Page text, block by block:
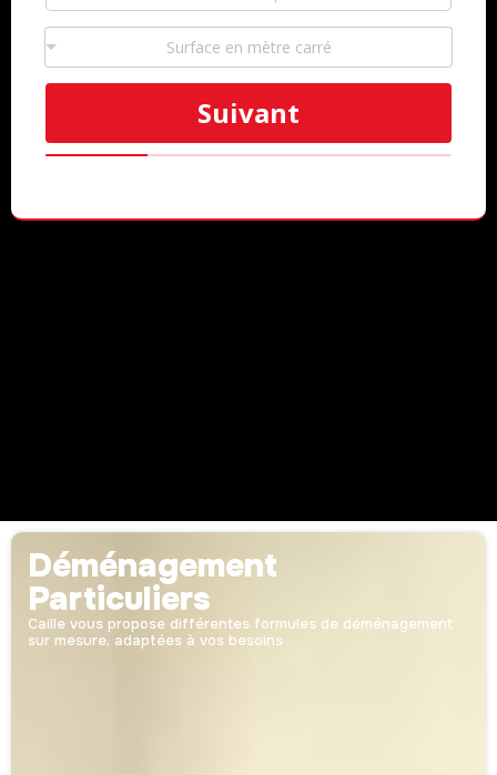
Surface en mètre carré
Suivant
Déménagement
Particuliers
Caille vous propose différentes formules de déménagement
sur mesure, adaptées à vos besoins